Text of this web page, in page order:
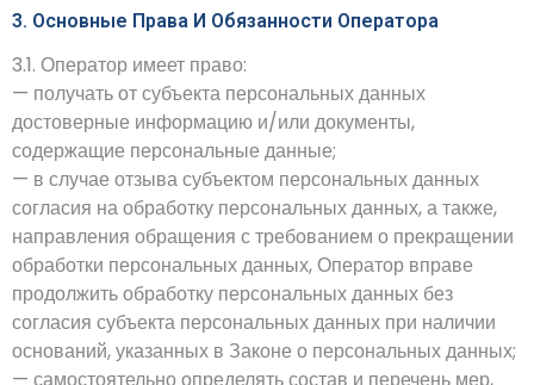
3. Основные Права И Обязанности Оператора
3.1. Оператор имеет право:
— получать от субъекта персональных данных
достоверные информацию и/или документы,
содержащие персональные данные;
— в случае отзыва субъектом персональных данных
согласия на обработку персональных данных, а также,
направления обращения с требованием о прекращении
обработки персональных данных, Оператор вправе
продолжить обработку персональных данных без
согласия субъекта персональных данных при наличии
оснований, указанных в Законе о персональных данных;
— самостоятельно определять состав и перечень мер,